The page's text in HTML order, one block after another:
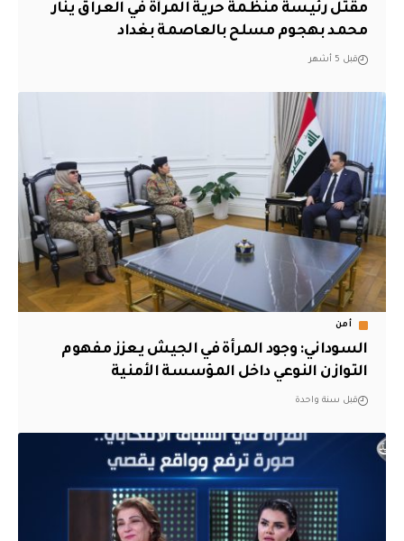
مقتل رئيسة منظمة حرية المرأة في العراق ينار
محمد بهجوم مسلح بالعاصمة بغداد
قبل 5 أشهر
أمن
السوداني: وجود المرأة في الجيش يعزز مفهوم
التوازن النوعي داخل المؤسسة الأمنية
قبل سنة واحدة